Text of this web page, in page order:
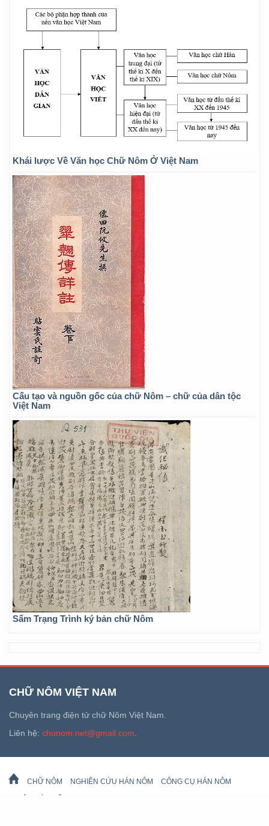
Khái lược Về Văn học Chữ Nôm Ở Việt Nam
Cấu tạo và nguồn gốc của chữ Nôm – chữ của dân tộc
Việt Nam
Sấm Trạng Trình ký bản chữ Nôm
CHỮ NÔM VIỆT NAM
Chuyên trang điện tử chữ Nôm Việt Nam.
Liên hệ: chunom.net@gmail.com
CHỮ NÔM NGHIÊN CỨU HÁN NÔM CÔNG CỤ HÁN NÔM